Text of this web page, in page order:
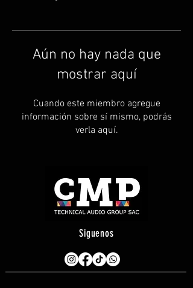
Aún no hay nada que
mostrar aquí
Cuando este miembro agregue
información sobre sí mismo, podrás
verla aquí.
Siguenos